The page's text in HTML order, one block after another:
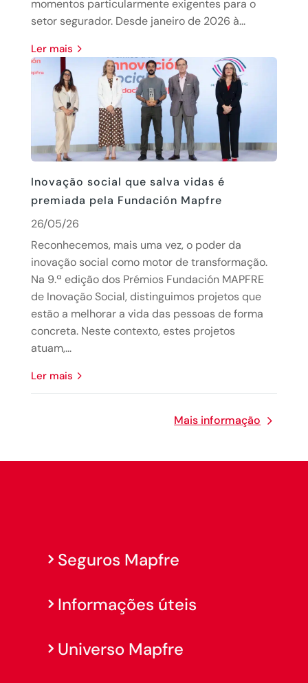
momentos particularmente exigentes para o
setor segurador. Desde janeiro de 2026 à...
Ler mais
Inovação social que salva vidas é
premiada pela Fundación Mapfre
26/05/26
Reconhecemos, mais uma vez, o poder da
inovação social como motor de transformação.
Na 9.ª edição dos Prémios Fundación MAPFRE
de Inovação Social, distinguimos projetos que
estão a melhorar a vida das pessoas de forma
concreta. Neste contexto, estes projetos
atuam,...
Ler mais
Mais informação
Seguros Mapfre
Informações úteis
Universo Mapfre